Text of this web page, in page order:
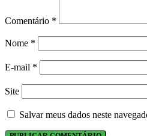
Comentário *
Nome *
E-mail *
Site
Salvar meus dados neste